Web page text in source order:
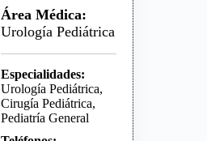
Área Médica:
Urología Pediátrica
Especialidades:
Urología Pediátrica,
Cirugía Pediátrica,
Pediatría General